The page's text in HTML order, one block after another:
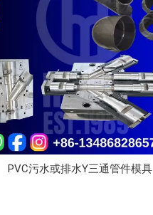
PVC污水或排水Y三通管件模具